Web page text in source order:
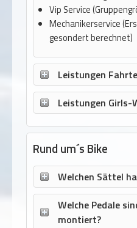
Vip Service
Mechanikerservice
gesondert berechnet)
Leistungen
Leistungen Girls-
Rund um´s Bike
Welchen Sättel
Welche Pedale
montiert?